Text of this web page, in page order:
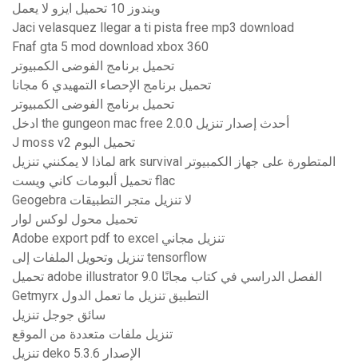
ويندوز 10 تحميل ايزو لا يعمل
Jaci velasquez llegar a ti pista free mp3 download
Fnaf gta 5 mod download xbox 360
تحميل برنامج الفوضى الكمبيوتر
تحميل برنامج الإحصاء التمهيدي 6 مجانا
تحميل برنامج الفوضى الكمبيوتر
ادخل the gungeon mac free أحدث إصدار تنزيل 2.0.0
J moss v2 تحميل البوم
لماذا لا يمكنني تنزيل ark survival المتطورة على جهاز الكمبيوتر
تحميل ألبومات كاني ويست flac
Geogebra لا تنزيل متجر التطبيقات
تحميل محول لوكس لوار
Adobe export pdf to excel تنزيل مجاني
تنزيل وتحويل الملفات إلى tensorflow
تحميل adobe illustrator 9.0 الفصل الدراسي في كتاب مجانًا
Getmyrx التطبيق تنزيل ما تعمل الدول
سائق جوجل تنزيل
تنزيل ملفات متعددة من الموقع
تنزيل deko الإصدار 5.3.6